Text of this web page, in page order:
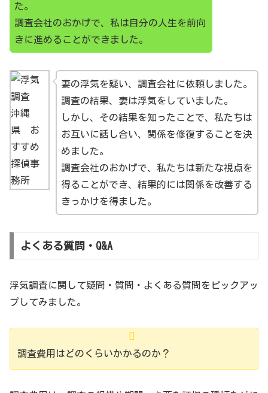
た。
調査会社のおかげで、私は自分の人生を前向
きに進めることができました。
妻の浮気を疑い、調査会社に依頼しました。
調査の結果、妻は浮気をしていました。
しかし、その結果を知ったことで、私たちは
お互いに話し合い、関係を修復することを決
めました。
調査会社のおかげで、私たちは新たな視点を
得ることができ、結果的には関係を改善する
きっかけを得ました。
よくある質問・Q&A
浮気調査に関して疑問・質問・よくある質問をピックアッ
プしてみました。
調査費用はどのくらいかかるのか？